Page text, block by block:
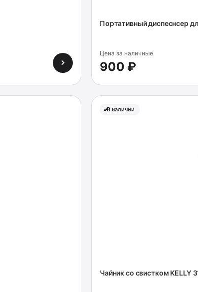
Портативный диспеснсер
Цена за наличные
900 ₽
В наличии
Чайник со свистком KELLY